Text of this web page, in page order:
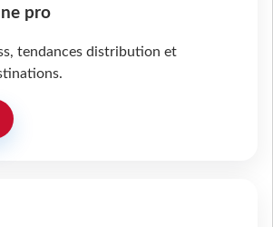
pro
tendances distribution et